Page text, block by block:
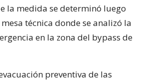
la medida se determinó luego
técnica donde se analizó la
en la zona del bypass de
preventiva de las